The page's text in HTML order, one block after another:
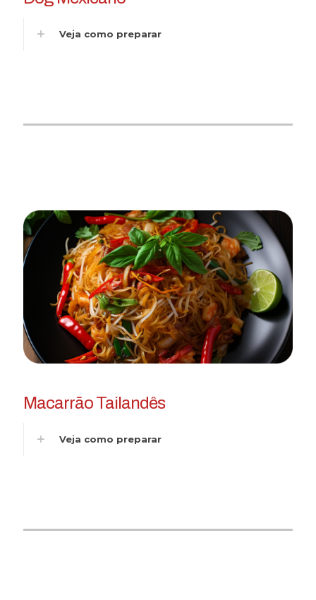
Veja como preparar
Macarrão Tailandês
Veja como preparar